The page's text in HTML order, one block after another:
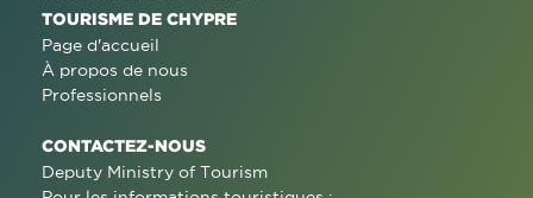
TOURISME DE CHYPRE
Page d'accueil
À propos de nous
Professionnels
CONTACTEZ-NOUS
Deputy Ministry of Tourism